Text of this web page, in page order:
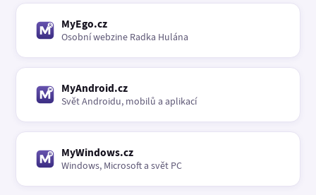
MyEgo.cz
Osobní webzine Radka Hulána
MyAndroid.cz
Svět Androidu, mobilů a aplikací
MyWindows.cz
Windows, Microsoft a svět PC